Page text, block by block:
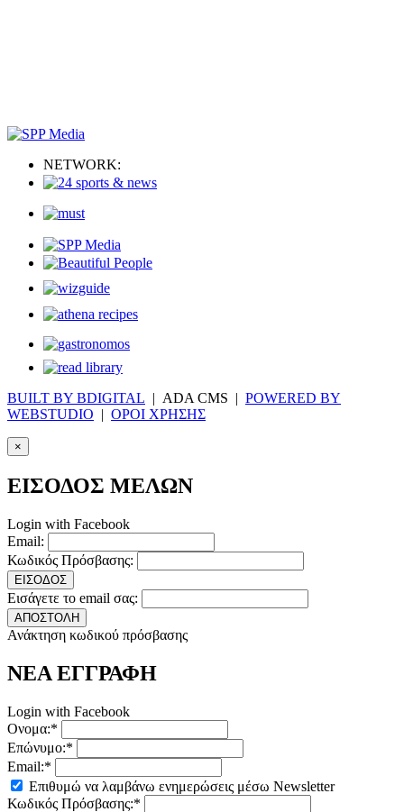
NETWORK:
BUILT BY BDIGITAL | ADA CMS | POWERED BY
WEBSTUDIO | ΟΡΟΙ ΧΡΗΣΗΣ
×
ΕΙΣΟΔΟΣ ΜΕΛΩΝ
Login with Facebook
Email:
Κωδικός Πρόσβασης:
ΕΙΣΟΔΟΣ
Εισάγετε το email σας:
ΑΠΟΣΤΟΛΗ
Ανάκτηση κωδικού πρόσβασης
ΝΕΑ ΕΓΓΡΑΦΗ
Login with Facebook
Ονομα:*
Επώνυμο:*
Email:*
Επιθυμώ να λαμβάνω ενημερώσεις μέσω Newsletter
Κωδικός Πρόσβασης:*